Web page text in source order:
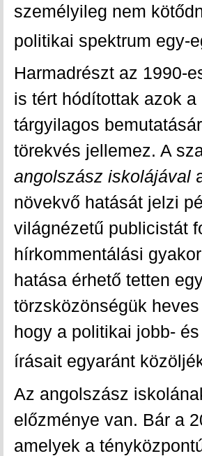
személyileg nem
politikai spektrum egy-
Harmadrészt az 1990-
is tért hódítottak azok
tárgyilagos
törekvés jellemez. A
angolszász iskolájával
növekvő hatását jelzi
világnézetű publicistát
hírkommentálási
hatása érhető tetten
törzsközönségük
hogy a politikai jobb-
írásait egyaránt
Az angolszász
előzménye van. Bár a
amelyek a